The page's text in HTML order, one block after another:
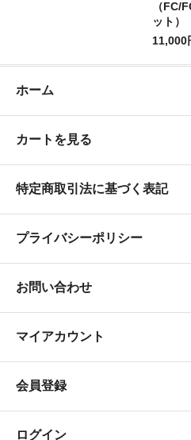
（FC/
ット）
11,000
ホーム
カートを見る
特定商取引法に基づく表記
プライバシーポリシー
お問い合わせ
マイアカウント
会員登録
ログイン